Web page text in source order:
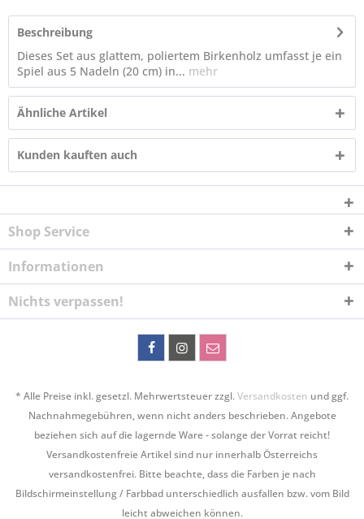
Beschreibung
Dieses Set aus glattem, poliertem Birkenholz umfasst je ein
Spiel aus 5 Nadeln (20 cm) in... mehr
Ähnliche Artikel
Kunden kauften auch
Shop Service
Informationen
Nichts verpassen!
* Alle Preise inkl. gesetzl. Mehrwertsteuer zzgl.Versandkosten und ggf.
Nachnahmegebühren, wenn nicht anders beschrieben. Angebote
beziehen sich auf die lagernde Ware - solange der Vorrat reicht!
Versandkostenfreie Artikel sind nur innerhalb Österreichs
versandkostenfrei. Bitte beachte, dass die Farben je nach
Bildschirmeinstellung / Farbbad unterschiedlich ausfallen bzw. vom Bild
leicht abweichen können.